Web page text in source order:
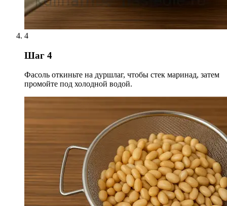
4
Шаг 4
Фасоль откиньте на дуршлаг, чтобы стек маринад, затем
промойте под холодной водой.